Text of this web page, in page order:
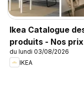
Ikea Catalogue
produits - Nos
plus bas
du lundi 03/08/2026
IKEA